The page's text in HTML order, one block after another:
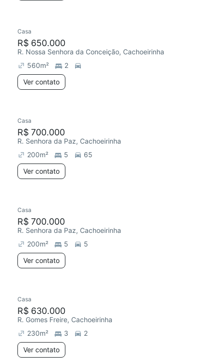
Casa
R$ 650.000
R. Nossa Senhora da Conceição, Cachoeirinha
560m²
2
Ver contato
Casa
R$ 700.000
R. Senhora da Paz, Cachoeirinha
200m² 5
65
Ver contato
Casa
R$ 700.000
R. Senhora da Paz, Cachoeirinha
200m² 5
5
Ver contato
Casa
R$ 630.000
R. Gomes Freire, Cachoeirinha
230m² 3
2
Ver contato